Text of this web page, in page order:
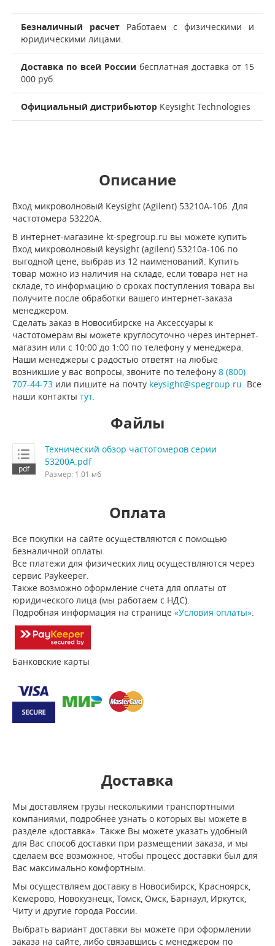
Безналичный расчет Работаем с физическими и
юридическими лицами.
Доставка по всей России бесплатная доставка от 15
000 руб.
Официальный дистрибьютор Keysight Technologies
Описание
Вход микроволновый Keysight (Agilent) 53210A-106. Для
частотомера 53220A.
В интернет-магазине kt-spegroup.ru вы можете купить
Вход микроволновый keysight (agilent) 53210a-106 по
выгодной цене, выбрав из 12 наименований. Купить
товар можно из наличия на складе, если товара нет на
складе, то информацию о сроках поступления товара вы
получите после обработки вашего интернет-заказа
менеджером.
Сделать заказ в Новосибирске на Аксессуары к
частотомерам вы можете круглосуточно через интернет-
магазин или с 10:00 до 1:00 по телефону у менеджера.
Наши менеджеры с радостью ответят на любые
возникшие у вас вопросы, звоните по телефону 8 (800)
707-44-73 или пишите на почту keysight@spegroup.ru. Все
наши контакты тут.
Файлы
Технический обзор частотомеров серии
53200A.pdf
Размер: 1.01 мб
Оплата
Все покупки на сайте осуществляются с помощью
безналичной оплаты.
Все платежи для физических лиц осуществляются через
сервис Paykeeper.
Также возможно оформление счета для оплаты от
юридического лица (мы работаем с НДС).
Подробная информация на странице «Условия оплаты».
Банковские карты
Доставка
Мы доставляем грузы несколькими транспортными
компаниями, подробнее узнать о которых вы можете в
разделе «доставка». Также Вы можете указать удобный
для Вас способ доставки при размещении заказа, и мы
сделаем все возможное, чтобы процесс доставки был для
Вас максимально комфортным.
Мы осуществляем доставку в Новосибирск, Красноярск,
Кемерово, Новокузнецк, Томск, Омск, Барнаул, Иркутск,
Читу и другие города России.
Выбрать вариант доставки вы можете при оформлении
заказа на сайте, либо связавшись с менеджером по